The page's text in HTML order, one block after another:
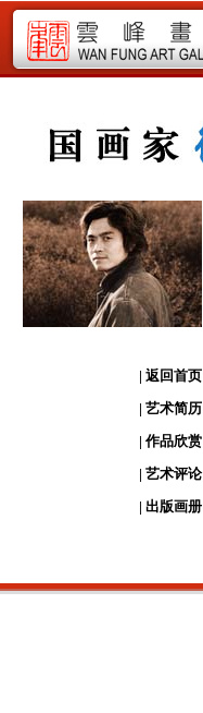
| 返回首页
| 艺术简历
| 作品欣赏
| 艺术评论
| 出版画册